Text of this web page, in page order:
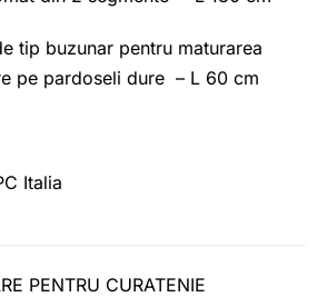
tip buzunar pentru maturarea
pe pardoseli dure – L 60 cm
Italia
PENTRU CURATENIE